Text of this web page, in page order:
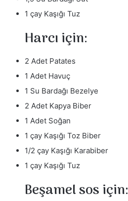
1 çay Kaşığı Tuz
Harcı için:
2 Adet Patates
1 Adet Havuç
1 Su Bardağı Bezelye
2 Adet Kapya Biber
1 Adet Soğan
1 çay Kaşığı Toz Biber
1/2 çay Kaşığı Karabiber
1 çay Kaşığı Tuz
Beşamel sos için: